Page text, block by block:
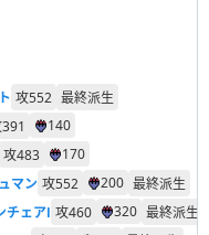
攻552 最終派生
391
140
攻483
170
マン 攻552 200 最終派生
チェアⅠ 攻460 320 最終派生